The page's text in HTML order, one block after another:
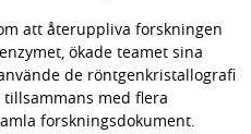
att återuppliva forskningen
ökade teamet sina
de röntgenkristallografi
tillsammans med flera
forskningsdokument.